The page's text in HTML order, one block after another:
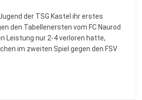
der TSG Kastel ihr erstes
den Tabellenersten vom FC Naurod
Leistung nur 2-4 verloren hatte,
im zweiten Spiel gegen den FSV